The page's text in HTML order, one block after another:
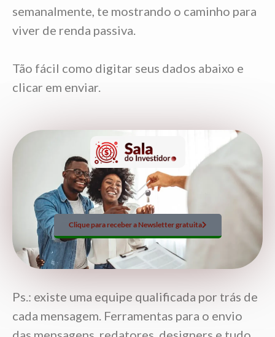
semanalmente, te mostrando o caminho para
viver de renda passiva.
Tão fácil como digitar seus dados abaixo e
clicar em enviar.
Clique para receber a Newsletter gratuita
Ps.: existe uma equipe qualificada por trás de
cada mensagem. Ferramentas para o envio